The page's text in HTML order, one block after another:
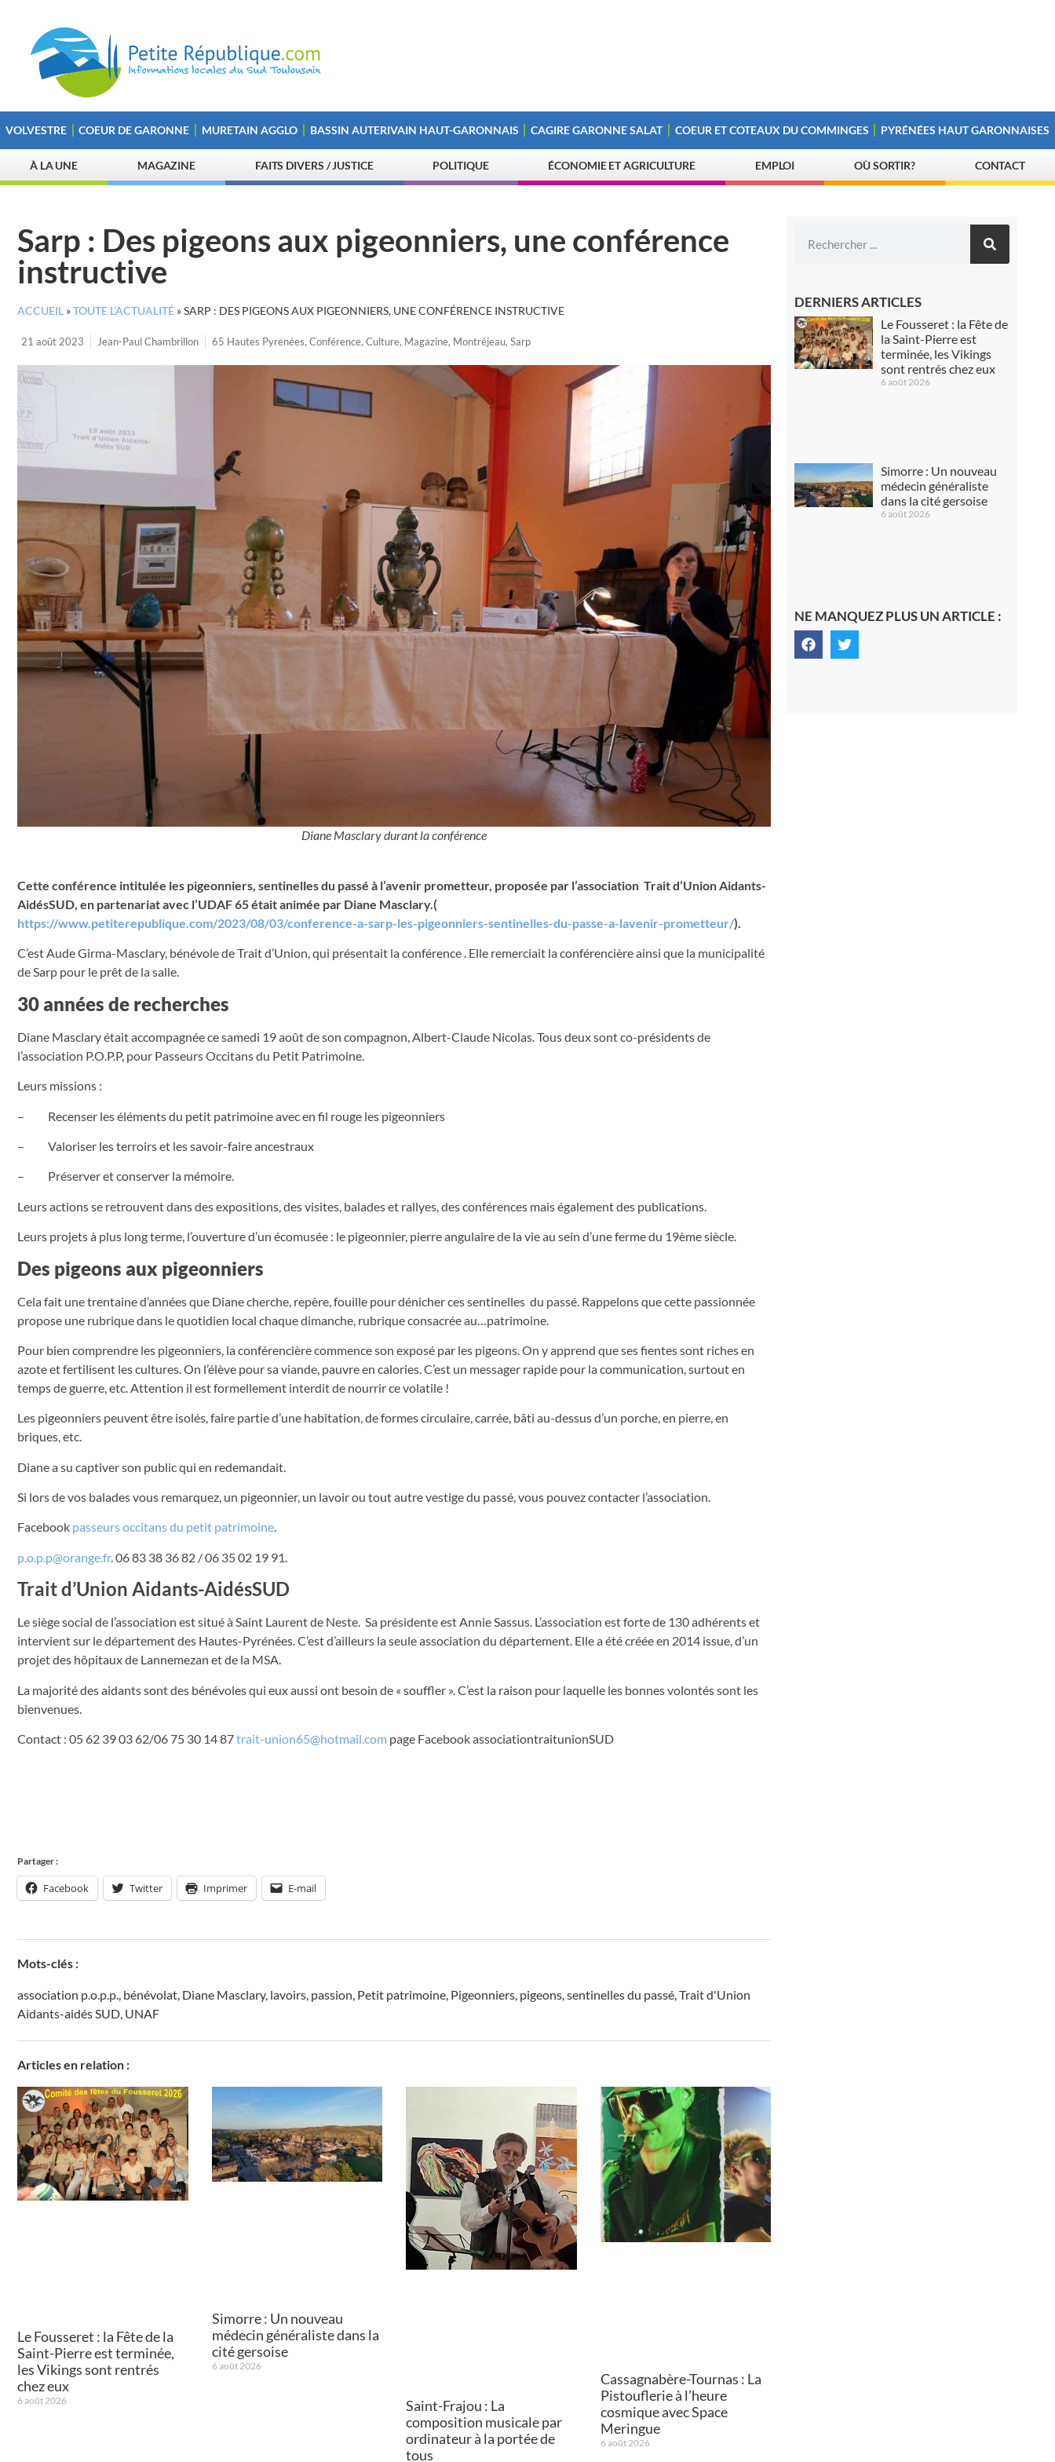
VOLVESTRE COEUR DE GARONNE MURETAIN AGGLO BASSIN AUTERIVAIN HAUT-GARONNAIS CAGIRE GARONNE SALAT COEUR ET COTEAUX DU COMMINGES PYRÉNÉES HAUT GARONNAISES
À LA UNE MAGAZINE FAITS DIVERS / JUSTICE POLITIQUE ÉCONOMIE ET AGRICULTURE EMPLOI OÙ SORTIR? CONTACT
Sarp : Des pigeons aux pigeonniers, une conférence
instructive
ACCUEIL »TOUTE L’ACTUALITÉ »SARP : DES PIGEONS AUX PIGEONNIERS, UNE CONFÉRENCE INSTRUCTIVE
21 août 2023 Jean-Paul Chambrillon 65 Hautes Pyrenées, Conférence, Culture, Magazine, Montréjeau, Sarp
Diane Masclary durant la conférence
Cette conférence intitulée les pigeonniers, sentinelles du passé à l’avenir prometteur, proposée par l’association Trait d’Union Aidants-
AidésSUD, en partenariat avec l’UDAF 65 était animée par Diane Masclary.(
https://www.petiterepublique.com/2023/08/03/conference-a-sarp-les-pigeonniers-sentinelles-du-passe-a-lavenir-prometteur/).
C’est Aude Girma-Masclary, bénévole de Trait d’Union, qui présentait la conférence . Elle remerciait la conférencière ainsi que la municipalité
de Sarp pour le prêt de la salle.
30 années de recherches
Diane Masclary était accompagnée ce samedi 19 août de son compagnon, Albert-Claude Nicolas. Tous deux sont co-présidents de
l’association P.O.P.P, pour Passeurs Occitans du Petit Patrimoine.
Leurs missions :
– Recenser les éléments du petit patrimoine avec en fil rouge les pigeonniers
– Valoriser les terroirs et les savoir-faire ancestraux
– Préserver et conserver la mémoire.
Leurs actions se retrouvent dans des expositions, des visites, balades et rallyes, des conférences mais également des publications.
Leurs projets à plus long terme, l’ouverture d’un écomusée : le pigeonnier, pierre angulaire de la vie au sein d’une ferme du 19ème siècle.
Des pigeons aux pigeonniers
Cela fait une trentaine d’années que Diane cherche, repère, fouille pour dénicher ces sentinelles du passé. Rappelons que cette passionnée
propose une rubrique dans le quotidien local chaque dimanche, rubrique consacrée au…patrimoine.
Pour bien comprendre les pigeonniers, la conférencière commence son exposé par les pigeons. On y apprend que ses fientes sont riches en
azote et fertilisent les cultures. On l’élève pour sa viande, pauvre en calories. C’est un messager rapide pour la communication, surtout en
temps de guerre, etc. Attention il est formellement interdit de nourrir ce volatile !
Les pigeonniers peuvent être isolés, faire partie d’une habitation, de formes circulaire, carrée, bâti au-dessus d’un porche, en pierre, en
briques, etc.
Diane a su captiver son public qui en redemandait.
Si lors de vos balades vous remarquez, un pigeonnier, un lavoir ou tout autre vestige du passé, vous pouvez contacter l’association.
Facebook passeurs occitans du petit patrimoine.
p.o.p.p@orange.fr. 06 83 38 36 82 / 06 35 02 19 91.
Trait d’Union Aidants-AidésSUD
Le siège social de l’association est situé à Saint Laurent de Neste. Sa présidente est Annie Sassus. L’association est forte de 130 adhérents et
intervient sur le département des Hautes-Pyrénées. C’est d’ailleurs la seule association du département. Elle a été créée en 2014 issue, d’un
projet des hôpitaux de Lannemezan et de la MSA.
La majorité des aidants sont des bénévoles qui eux aussi ont besoin de « souffler ». C’est la raison pour laquelle les bonnes volontés sont les
bienvenues.
Contact : 05 62 39 03 62/06 75 30 14 87trait-union65@hotmail.com page Facebook associationtraitunionSUD
Partager :
Facebook Twitter Imprimer E-mail
Mots-clés :
association p.o.p.p. bénévolat Diane Masclary, lavoirs passion Petit patrimoine Pigeonniers pigeons sentinelles du passé Trait d'Union
Aidants-aidés SUD UNAF
Articles en relation :
Le Fousseret : la Fête de la
Saint-Pierre est terminée,
les Vikings sont rentrés
chez eux
6 août 2026
Simorre : Un nouveau
médecin généraliste dans la
cité gersoise
6 août 2026
Saint-Frajou : La
composition musicale par
ordinateur à la portée de
tous
Cassagnabère-Tournas : La
Pistouflerie à l’heure
cosmique avec Space
Meringue
6 août 2026
DERNIERS ARTICLES
Le Fousseret : la Fête de
la Saint-Pierre est
terminée, les Vikings
sont rentrés chez eux
6 août 2026
Simorre : Un nouveau
médecin généraliste
dans la cité gersoise
6 août 2026
NE MANQUEZ PLUS UN ARTICLE :